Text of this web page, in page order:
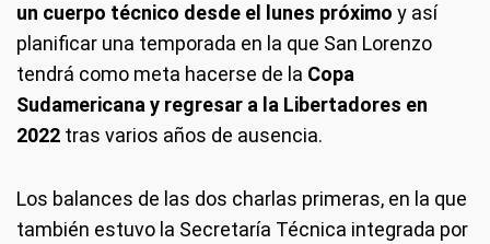
un cuerpo técnico desde el lunes próximo y así
planificar una temporada en la que San Lorenzo
tendrá como meta hacerse de la Copa
Sudamericana y regresar a la Libertadores en
2022 tras varios años de ausencia.
Los balances de las dos charlas primeras, en la que
también estuvo la Secretaría Técnica integrada por